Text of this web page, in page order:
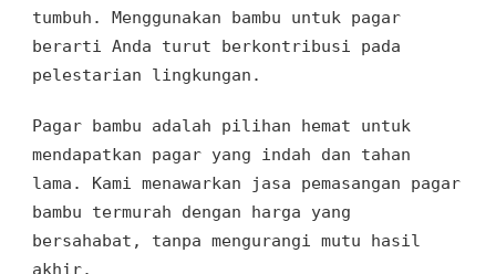
tumbuh. Menggunakan bambu untuk pagar
berarti Anda turut berkontribusi pada
pelestarian lingkungan.
Pagar bambu adalah pilihan hemat untuk
mendapatkan pagar yang indah dan tahan
lama. Kami menawarkan jasa pemasangan pagar
bambu termurah dengan harga yang
bersahabat, tanpa mengurangi mutu hasil
akhir.